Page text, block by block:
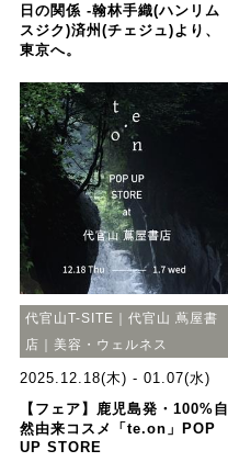
日の関係 -翰林手織(ハンリム
スジク)済州(チェジュ)より、
東京へ。
代官山T-SITE｜代官山 蔦屋書
店｜美容・ウェルネス
2025.12.18(木) - 01.07(水)
【フェア】鹿児島発・100%自
然由来コスメ「te.on」POP
UP STORE